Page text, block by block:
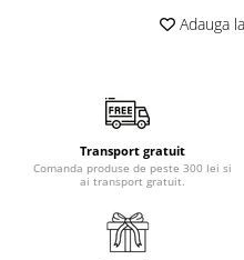
Adauga
Transport gratuit
Comanda produse de peste 300 lei si
ai transport gratuit.